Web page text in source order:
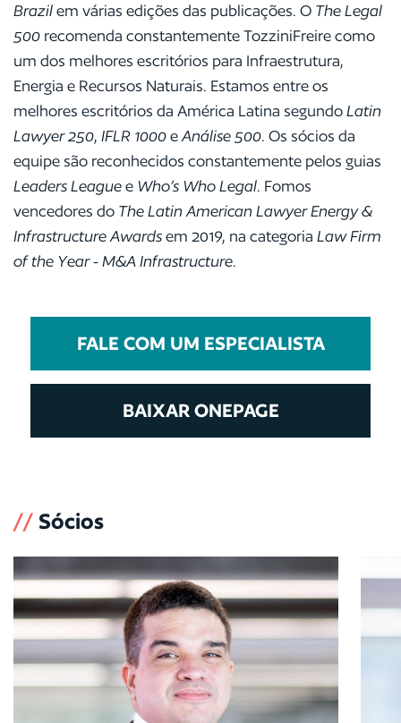
Brazilem várias edições das publicações. O The Legal
500 recomenda constantemente TozziniFreire como
um dos melhores escritórios para Infraestrutura,
Energia e Recursos Naturais. Estamos entre os
melhores escritórios da América Latina segundoLatin
Lawyer 250, IFLR 1000eAnálise 500. Os sócios da
equipe são reconhecidos constantemente pelos guias
Leaders Leaguee Who’s Who Legal. Fomos
vencedores do The Latin American Lawyer Energy &
Infrastructure Awardsem 2019, na categoria Law Firm
of the Year - M&A Infrastructure.
FALE COM UM ESPECIALISTA
BAIXAR ONEPAGE
// Sócios